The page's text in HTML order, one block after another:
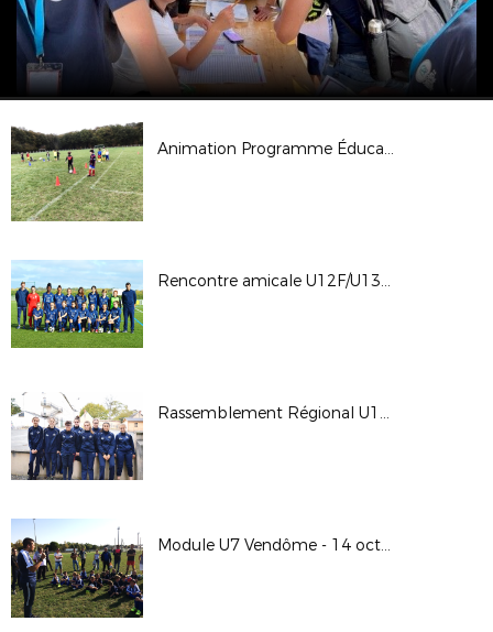
Animation Programme Éducatif Fédéral - 27 octobre 2017
Rencontre amicale U12F/U13F Sélection 45 - Sélection 41 - Mercredi 25 octobre 2017
Rassemblement Régional U15F - 21 et 22 octobre 2017
Module U7 Vendôme - 14 octobre 2017